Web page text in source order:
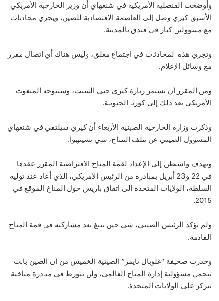
وأوضحت القنصلية الأمريكية في شنغهاي أن وزير الخارجية الأمريكي
الأسبق كيري وصل إلى العاصمة الاقتصادية للصين، ويجري محادثات
مع مسؤولين كبار في فندق بالمدينة.
وتجري هذه المحادثات في اجتماع مغلق، وليس هناك أي اتصال مقرر
مع وسائل الإعلام.
ومن المقرر أن تستمر زيارة كيري حتى السبت، وسيتوجه المبعوث
الأمريكي بعد ذلك إلى كوريا الجنوبية.
وذكرت وزارة الخارجية الصينية الأربعاء أن كيري سيلتقي في شنغهاي
المسؤول الصيني عن ملف المناخ، شي تشينهوا.
وتهدف واشنطن إلى الإعداد لقمة المناخ الافتراضية المقرر عقدها
في 22 و23 أبريل بمبادرة من الرئيس الأمريكي، الذي أعاد عند توليه
السلطة، الولايات المتحدة إلى اتفاق باريس حول المناخ الموقع في
2015.
ولم يؤكد الرئيس الصيني، شي جين بينغ بعد مشاركته في قمة المناخ
القادمة.
وحذرت صحيفة “غلوبال تايمز” الصينية الخميس من أن الصين باتت
تتحمل مسؤولية إدارة المناخ العالمي، ولن تتورط في مبادرة مناخية
تتركز على الولايات المتحدة.